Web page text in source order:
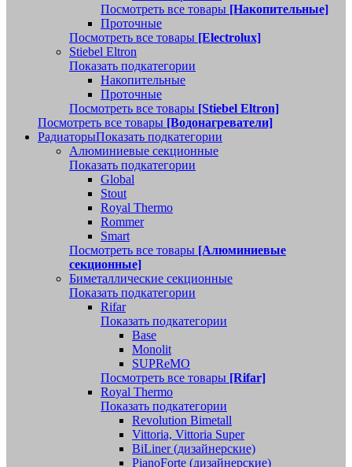
Посмотреть все товары [Накопительные]
Проточные
Посмотреть все товары [Electrolux]
Stiebel Eltron
Показать подкатегории
Накопительные
Проточные
Посмотреть все товары [Stiebel Eltron]
Посмотреть все товары [Водонагреватели]
РадиаторыПоказать подкатегории
Алюминиевые секционные
Показать подкатегории
Global
Stout
Royal Thermo
Rommer
Smart
Посмотреть все товары [Алюминиевые
секционные]
Биметаллические секционные
Показать подкатегории
Rifar
Показать подкатегории
Base
Monolit
SUPReMO
Посмотреть все товары [Rifar]
Royal Thermo
Показать подкатегории
Revolution Bimetall
Vittoria, Vittoria Super
BiLiner (дизайнерские)
PianoForte (дизайнерские)